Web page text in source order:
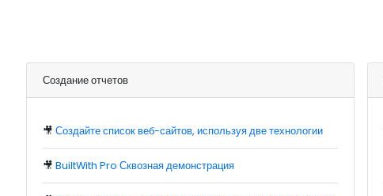
Создание отчетов
🎥 Создайте список веб-сайтов, используя две технологии
🎥 BuiltWith Pro Сквозная демонстрация